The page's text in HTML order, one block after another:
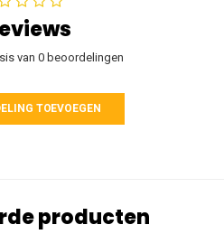
van 0 beoordelingen
TOEVOEGEN
producten